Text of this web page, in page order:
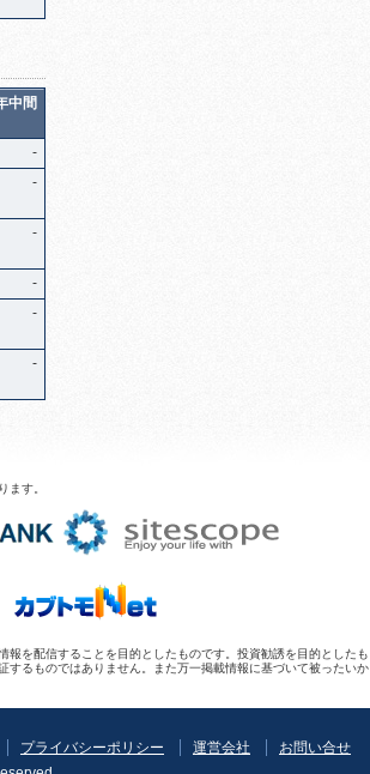
中間
-
-
-
-
-
-
ます。
を配信することを目的としたものです。投資勧誘を目的としたも
るものではありません。また万一掲載情報に基づいて被ったいか
プライバシーポリシー 運営会社
お問い合せ